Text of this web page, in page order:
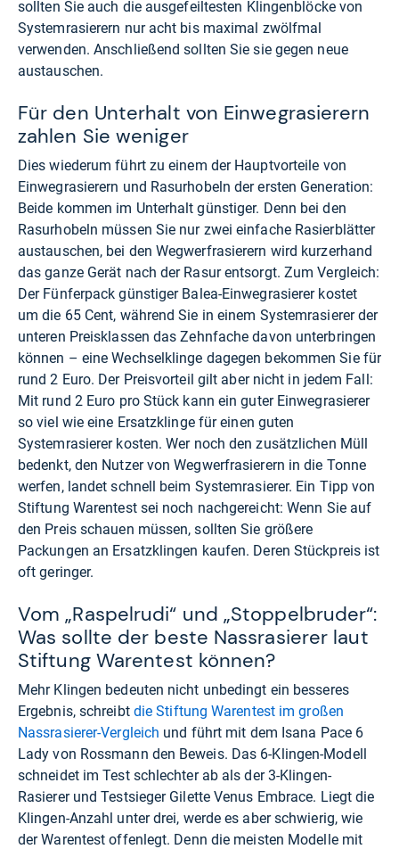
sollten Sie auch die ausgefeiltesten Klingenblöcke von
Systemrasierern nur acht bis maximal zwölfmal
verwenden. Anschließend sollten Sie sie gegen neue
austauschen.
Für den Unterhalt von Einwegrasierern
zahlen Sie weniger
Dies wiederum führt zu einem der Hauptvorteile von
Einwegrasierern und Rasurhobeln der ersten Generation:
Beide kommen im Unterhalt günstiger. Denn bei den
Rasurhobeln müssen Sie nur zwei einfache Rasierblätter
austauschen, bei den Wegwerfrasierern wird kurzerhand
das ganze Gerät nach der Rasur entsorgt. Zum Vergleich:
Der Fünferpack günstiger Balea-Einwegrasierer kostet
um die 65 Cent, während Sie in einem Systemrasierer der
unteren Preisklassen das Zehnfache davon unterbringen
können – eine Wechselklinge dagegen bekommen Sie für
rund 2 Euro. Der Preisvorteil gilt aber nicht in jedem Fall:
Mit rund 2 Euro pro Stück kann ein guter Einwegrasierer
so viel wie eine Ersatzklinge für einen guten
Systemrasierer kosten. Wer noch den zusätzlichen Müll
bedenkt, den Nutzer von Wegwerfrasierern in die Tonne
werfen, landet schnell beim Systemrasierer. Ein Tipp von
Stiftung Warentest sei noch nachgereicht: Wenn Sie auf
den Preis schauen müssen, sollten Sie größere
Packungen an Ersatzklingen kaufen. Deren Stückpreis ist
oft geringer.
Vom „Raspelrudi“ und „Stoppelbruder“:
Was sollte der beste Nassrasierer laut
Stiftung Warentest können?
Mehr Klingen bedeuten nicht unbedingt ein besseres
Ergebnis, schreibt die Stiftung Warentest im großen
Nassrasierer-Vergleich und führt mit dem Isana Pace 6
Lady von Rossmann den Beweis. Das 6-Klingen-Modell
schneidet im Test schlechter ab als der 3-Klingen-
Rasierer und Testsieger Gilette Venus Embrace. Liegt die
Klingen-Anzahl unter drei, werde es aber schwierig, wie
der Warentest offenlegt. Denn die meisten Modelle mit